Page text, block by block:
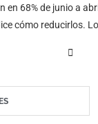
en 68% de junio a
cómo reducirlos.